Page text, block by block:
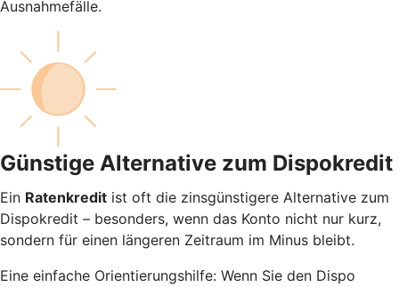
Ausnahmefälle.
Günstige Alternative zum Dispokredit
Ein Ratenkredit ist oft die zinsgünstigere Alternative zum
Dispokredit – besonders, wenn das Konto nicht nur kurz,
sondern für einen längeren Zeitraum im Minus bleibt.
Eine einfache Orientierungshilfe: Wenn Sie den Dispo